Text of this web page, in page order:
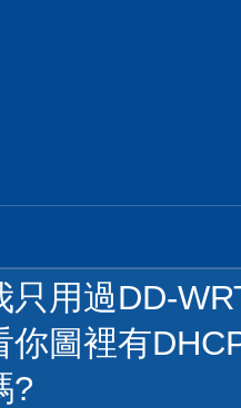
只用過DD-
你圖裡有
?